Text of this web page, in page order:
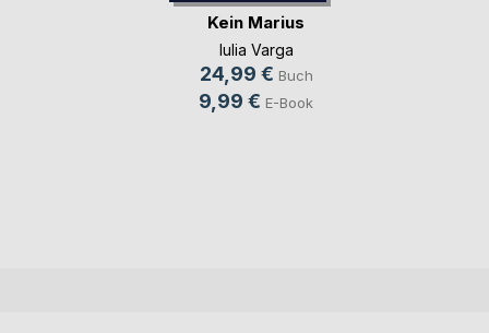
Kein Marius
Iulia Varga
24,99 € Buch
9,99 € E-Book